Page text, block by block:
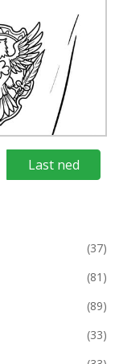
Last ned
(37)
(81)
(89)
(33)